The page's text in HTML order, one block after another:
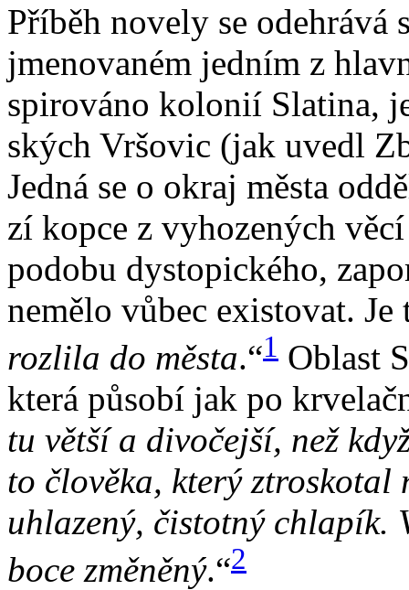
Pří­běh no­ve­ly se ode­hrá­vá
jme­no­va­ném jed­ním z
spi­ro­vá­no ko­lo­nií Sla­ti­na,
ských Vr­šo­vic (jak uve­dl
Jed­ná se o okraj měs­ta
zí kop­ce z vy­ho­ze­ných
po­do­bu dysto­pic­ké­ho,
ne­mě­lo vů­bec exis­to­vat. Je
roz­li­la do měs­ta.“1 Ob­last
kte­rá pů­so­bí jak po
tu vět­ší a di­vo­čej­ší, než
to člo­vě­ka, kte­rý
uhla­ze­ný, čis­tot­ný
bo­ce změ­ně­ný.“2